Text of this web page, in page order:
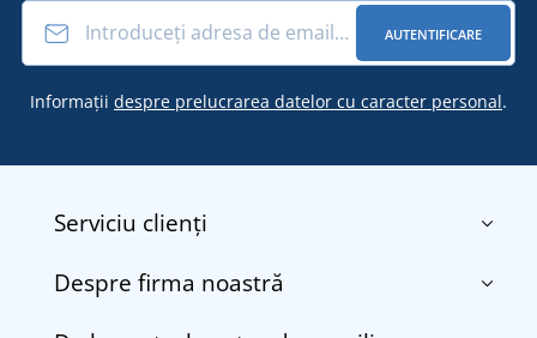
AUTENTIFICARE
Informații despre prelucrarea datelor cu caracter personal.
Serviciu clienți
Contact
Despre firma noastră